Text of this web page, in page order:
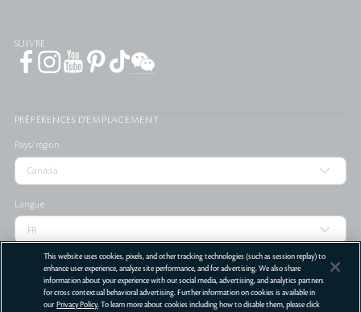
SUIVRE
PRÉFÉRENCES D'EMPLACEMENT
Pays/région
Langue
LOCALISATEUR DE
MAGASIN
This website uses cookies, pixels, and other tracking technologies (such as session replay) to
enhance user experience, analyze site performance, and for advertising. We also share
information about your experience with our social media, advertising, and analytics partners
for cross contextual behavioral advertising. Further information on cookies is available in
our Privacy Policy. To learn more about cookies including how to disable them, please click